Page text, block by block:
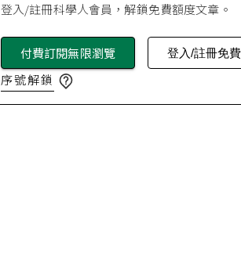
登入/註冊科學人會員，解鎖免費額度文章。
付費訂閱無限瀏覽 登入/註冊免
序號解鎖